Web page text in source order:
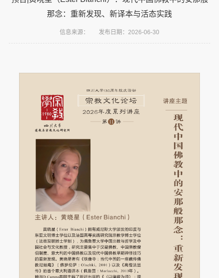
那念：重新发现、新译本与活态实践
信息来源： 发布日期：2026-06-30